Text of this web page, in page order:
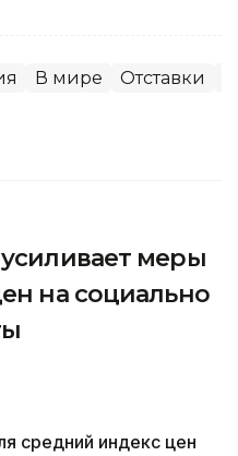
В мире Отставки
меры
на социально
средний индекс цен